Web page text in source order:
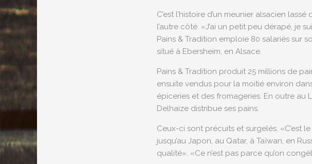
C’est l’histoire d’un meunier alsacien
l’autre côté. «J’ai un petit peu dérapé, je
Pains & Tradition emploie 80 salariés sur
situé à Ebersheim, en Alsace.
Pains & Tradition produit 25 millions de
ensuite vendus pour la moitié environ
épiceries et des fromageries. En outre au
Delhaize distribue ses pains.
Ceux-ci sont précuits et surgelés. «C’est
jusqu’au Japon, au Qatar, à Taïwan, en
qualité». «Ce n’est pas parce qu’on